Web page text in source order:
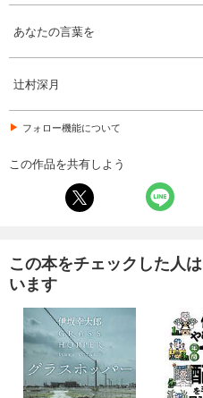
あなたの言葉を
辻村深月
フォロー機能について
この作品を共有しよう
この本をチェックした人
います